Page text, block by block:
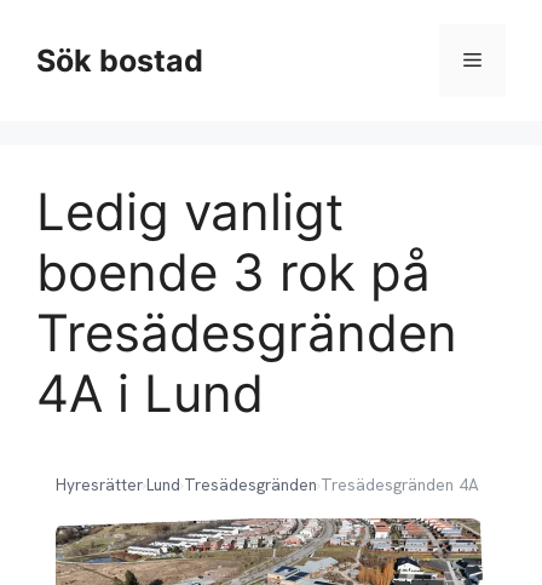
innehållSök bostad Meny
Ledig vanligt
boende 3 rok på
Tresädesgränden
4A i Lund
Hyresrätter›Lund›Tresädesgränden›Tresädesgränden 4A